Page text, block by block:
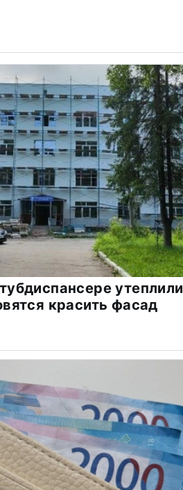
утеплили
красить фасад